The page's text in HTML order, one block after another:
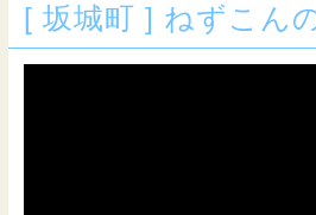
[ 坂城町 ] ねずこん